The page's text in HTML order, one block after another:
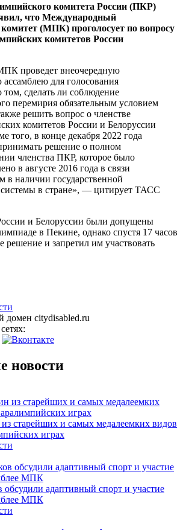
комитета России (ПКР)
что Международный
(МПК) проголосует по вопросу
комитетов России
проведет внеочередную
ассамблею для голосования
том, сделать ли соблюдение
перемирия обязательным условием
решить вопрос о членстве
комитетов России и Белоруссии
в конце декабря 2022 года
решение о полном
членства ПКР, которое было
в августе 2016 года в связи
в наличии государственной
в стране», — цитирует ТАСС
и Белоруссии были допущены
в Пекине, однако спустя 17 часов
и запретил им участвовать
домен citydisabled.ru
новости
старейших и самых медалеемких видов
играх
обсудили адаптивный спорт и участие
МПК